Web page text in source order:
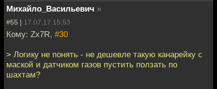
Михайло_Васильевич »
#55 | 17.07.17 15:53
Кому: Zx7R, #30
> Логику не понять - не дешевле такую канарейку с
маской и датчиком газов пустить ползать по
шахтам?